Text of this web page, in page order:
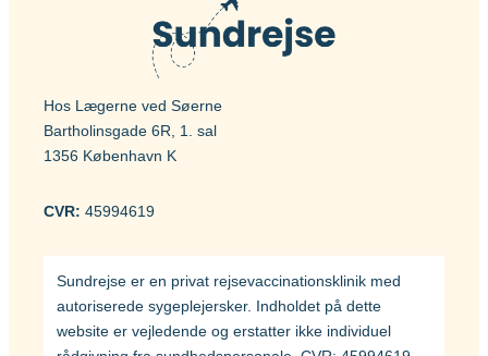
Hos Lægerne ved Søerne
Bartholinsgade 6R, 1. sal
1356 København K
CVR: 45994619
Sundrejse er en privat rejsevaccinationsklinik med
autoriserede sygeplejersker. Indholdet på dette
website er vejledende og erstatter ikke individuel